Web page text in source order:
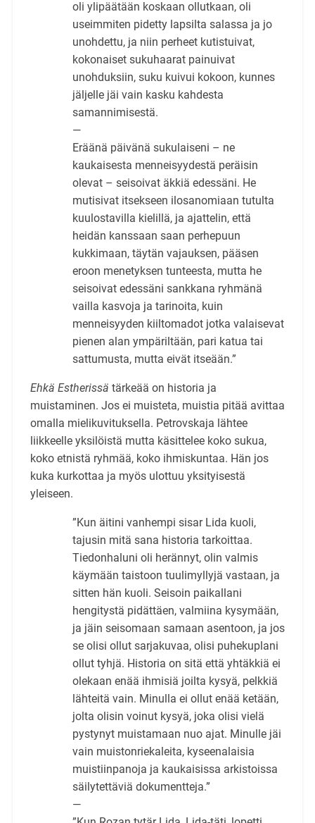
oli ylipäätään koskaan ollutkaan, oli
useimmiten pidetty lapsilta salassa ja jo
unohdettu, ja niin perheet kutistuivat,
kokonaiset sukuhaarat painuivat
unohduksiin, suku kuivui kokoon, kunnes
jäljelle jäi vain kasku kahdesta
samannimisestä.
—
Eräänä päivänä sukulaiseni – ne
kaukaisesta menneisyydestä peräisin
olevat – seisoivat äkkiä edessäni. He
mutisivat itsekseen ilosanomiaan tutulta
kuulostavilla kielillä, ja ajattelin, että
heidän kanssaan saan perhepuun
kukkimaan, täytän vajauksen, pääsen
eroon menetyksen tunteesta, mutta he
seisoivat edessäni sankkana ryhmänä
vailla kasvoja ja tarinoita, kuin
menneisyyden kiiltomadot jotka valaisevat
pienen alan ympäriltään, pari katua tai
sattumusta, mutta eivät itseään.”
Ehkä Estherissä tärkeää on historia ja
muistaminen. Jos ei muisteta, muistia pitää avittaa
omalla mielikuvituksella. Petrovskaja lähtee
liikkeelle yksilöistä mutta käsittelee koko sukua,
koko etnistä ryhmää, koko ihmiskuntaa. Hän jos
kuka kurkottaa ja myös ulottuu yksityisestä
yleiseen.
”Kun äitini vanhempi sisar Lida kuoli,
tajusin mitä sana historia tarkoittaa.
Tiedonhaluni oli herännyt, olin valmis
käymään taistoon tuulimyllyjä vastaan, ja
sitten hän kuoli. Seisoin paikallani
hengitystä pidättäen, valmiina kysymään,
ja jäin seisomaan samaan asentoon, ja jos
se olisi ollut sarjakuvaa, olisi puhekuplani
ollut tyhjä. Historia on sitä että yhtäkkiä ei
olekaan enää ihmisiä joilta kysyä, pelkkiä
lähteitä vain. Minulla ei ollut enää ketään,
jolta olisin voinut kysyä, joka olisi vielä
pystynyt muistamaan nuo ajat. Minulle jäi
vain muistonriekaleita, kyseenalaisia
muistiinpanoja ja kaukaisissa arkistoissa
säilytettäviä dokumentteja.”
—